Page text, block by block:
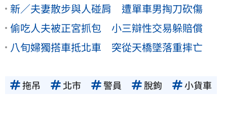
新／夫妻散步與人碰肩 遭單車男掏刀砍傷
偷吃人夫被正宮抓包 小三辯性交易躲賠償
八旬婦獨搭車抵北車 突從天橋墜落重摔亡
拖吊 北市 警員 脫鉤 小貨車